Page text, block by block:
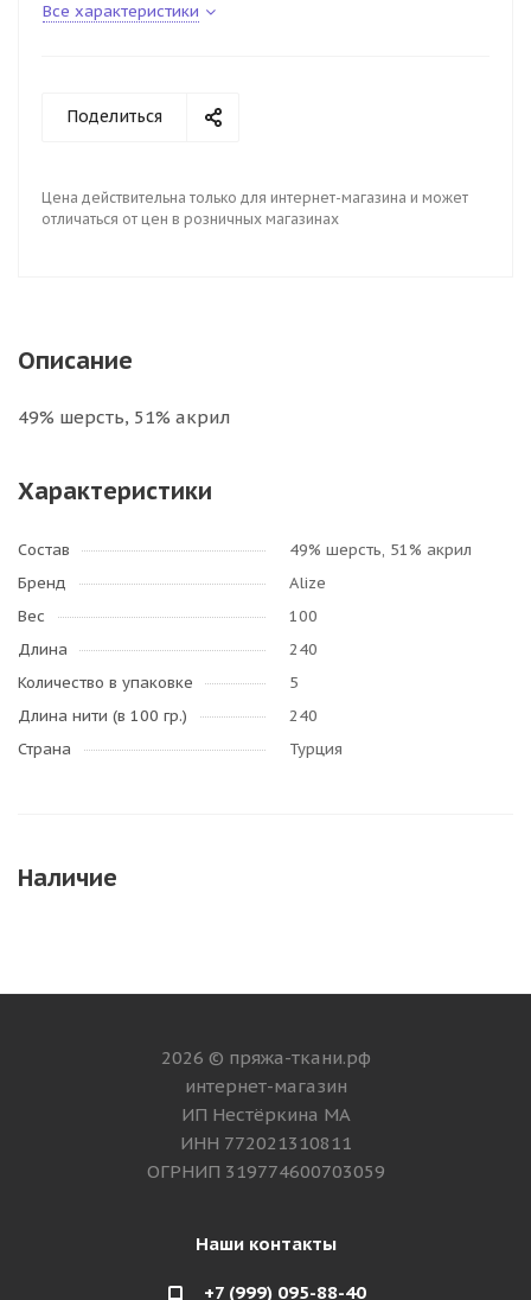
Все характеристики
Поделиться
Цена действительна только для интернет-магазина и может
отличаться от цен в розничных магазинах
Описание
49% шерсть, 51% акрил
Характеристики
Состав
49% шерсть, 51% акрил
Бренд
Alize
Вес
100
Длина
240
Количество в упаковке
5
Длина нити (в 100 гр.)
240
Страна
Турция
Наличие
2026 © пряжа-ткани.рф
интернет-магазин
ИП Нестёркина МА
ИНН 772021310811
ОГРНИП 319774600703059
Наши контакты
+7 (999) 095-88-40